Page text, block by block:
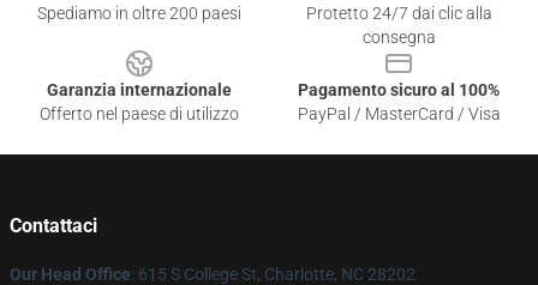
Spediamo in oltre 200 paesi
Protetto 24/7 dai clic alla
consegna
Garanzia internazionale
Offerto nel paese di utilizzo
Pagamento sicuro al 100%
PayPal / MasterCard / Visa
Contattaci
Our Head Office: 615 S College St, Charlotte, NC 28202